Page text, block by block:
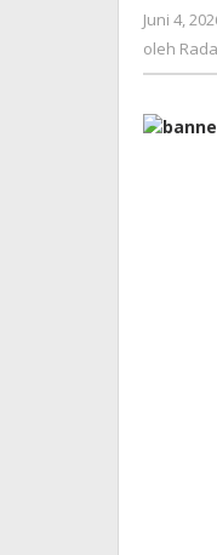
Juni 4,
oleh